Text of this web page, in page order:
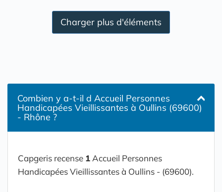
Charger plus d'éléments
Combien y a-t-il d Accueil Personnes
Handicapées Vieillissantes à Oullins (69600)
- Rhône ?
Capgeris recense 1 Accueil Personnes
Handicapées Vieillissantes à Oullins - (69600).